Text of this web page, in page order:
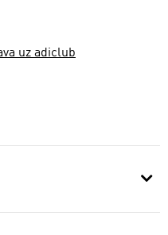
uz adiclub